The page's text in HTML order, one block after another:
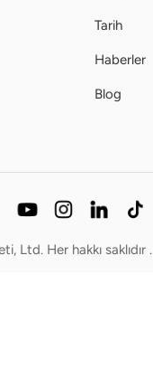
Tarih
Haberler
Blog
Ltd. Her hakkı saklıdır .